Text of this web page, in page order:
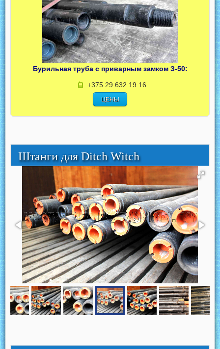
Бурильная труба с приварным замком З-50:
+375 29 632 19 16
ЦЕНЫ
Штанги для Ditch Witch